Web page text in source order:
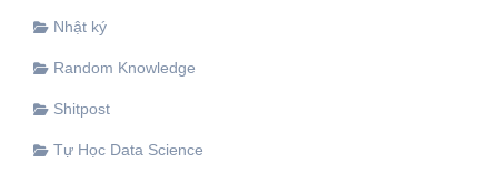
Nhật ký
Random Knowledge
Shitpost
Tự Học Data Science